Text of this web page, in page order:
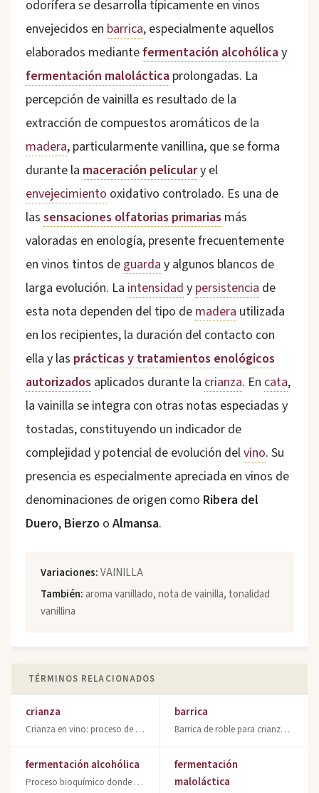
odorífera se desarrolla típicamente en vinos
envejecidos en barrica, especialmente aquellos
elaborados mediantefermentación alcohólicay
fermentación maloláctica prolongadas. La
percepción de vainilla es resultado de la
extracción de compuestos aromáticos de la
madera, particularmente vanillina, que se forma
durante la maceración peliculary el
envejecimiento oxidativo controlado. Es una de
las sensaciones olfatorias primarias más
valoradas en enología, presente frecuentemente
en vinos tintos de guarda y algunos blancos de
larga evolución. La intensidad y persistencia de
esta nota dependen del tipo de madera utilizada
en los recipientes, la duración del contacto con
ella y las prácticas y tratamientos enológicos
autorizados aplicados durante la crianza. En cata,
la vainilla se integra con otras notas especiadas y
tostadas, constituyendo un indicador de
complejidad y potencial de evolución delvino. Su
presencia es especialmente apreciada en vinos de
denominaciones de origen como Ribera del
Duero, Bierzo o Almansa.
Variaciones:VAINILLA
También:aroma vanillado, nota de vainilla, tonalidad
vanillina
TÉRMINOS RELACIONADOS
crianza
Crianza en vino: proceso de envejecimiento en barrica. Categorías legales de cri
barrica
Barrica de roble para crianza vinícola. Descubre cómo afecta al aroma y sabor de
fermentación alcohólica
Proceso bioquímico donde las levaduras convierten azúcares en alcohol etílico. F
fermentación
maloláctica